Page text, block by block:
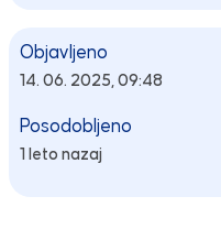
Objavljeno
14. 06. 2025, 09:48
Posodobljeno
1 leto nazaj